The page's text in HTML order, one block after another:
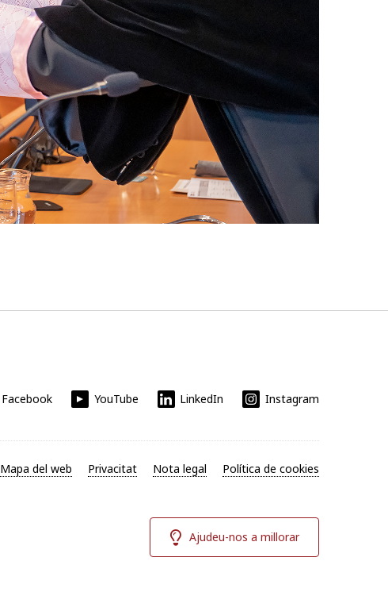
Facebook YouTube LinkedIn Instagram
Mapa del web Privacitat Nota legal Política de cookies
Ajudeu-nos a millorar